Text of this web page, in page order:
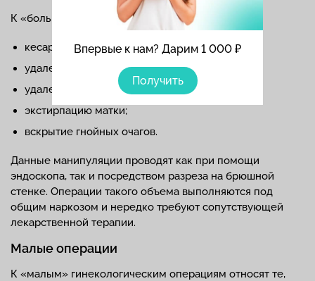
Впервые к нам? Дарим 1 000 ₽
Получить
К «большим» операциям относят:
кесарево сечение;
удаление матки;
удаление маточных труб и яичников;
экстирпацию матки;
вскрытие гнойных очагов.
Данные манипуляции проводят как при помощи
эндоскопа, так и посредством разреза на брюшной
стенке. Операции такого объема выполняются под
общим наркозом и нередко требуют сопутствующей
лекарственной терапии.
Малые операции
К «малым» гинекологическим операциям относят те,